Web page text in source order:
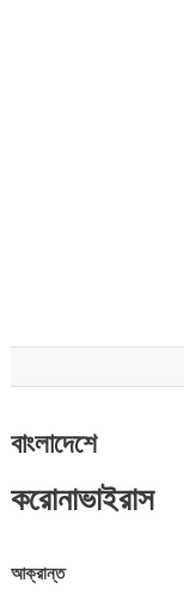
বাংলাদেশে
করোনাভাইরাস
আক্রান্ত